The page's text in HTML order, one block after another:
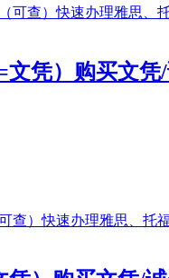
凭）购买文